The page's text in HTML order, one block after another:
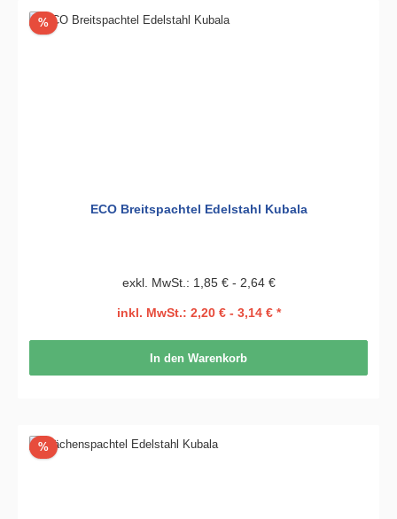
%Rabatt
ECO Breitspachtel Edelstahl Kubala
exkl. MwSt.: 1,85 € - 2,64 €
inkl. MwSt.: 2,20 € - 3,14 € *
In den Warenkorb
%Rabatt